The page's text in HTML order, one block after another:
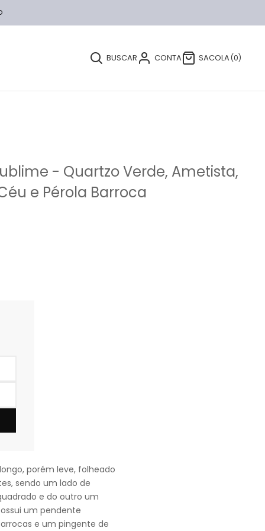
BUSCAR CONTA SACOLA 0
- Quartzo Verde, Ametista,
e Pérola Barroca
porém leve, folheado
sendo um lado de
e do outro um
um pendente
e um pingente de